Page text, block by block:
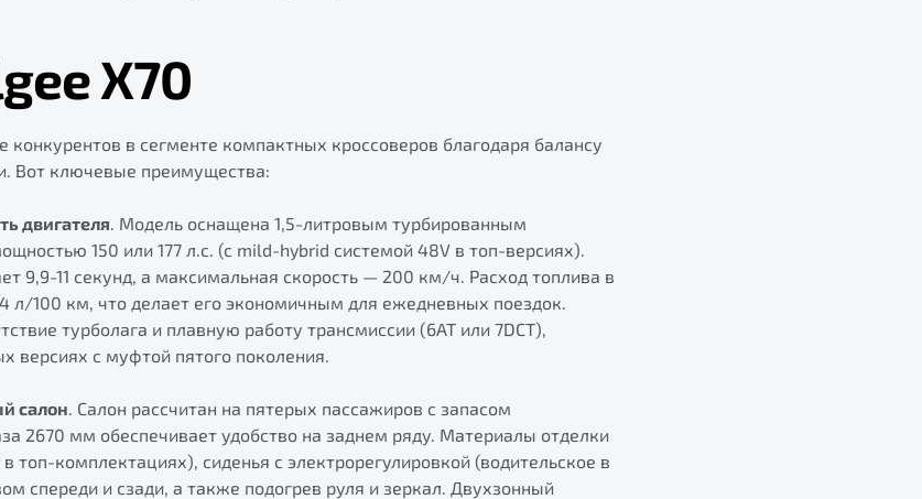
X70
конкурентов в сегменте компактных кроссоверов благодаря балансу
Вот ключевые преимущества:
двигателя . Модель оснащена 1,5-литровым турбированным
150 или 177 л.с. (с mild-hybrid системой 48V в топ-версиях).
9,9-11 секунд, а максимальная скорость — 200 км/ч. Расход топлива в
100 км, что делает его экономичным для ежедневных поездок.
турболага и плавную работу трансмиссии (6AT или 7DCT),
версиях с муфтой пятого поколения.
салон . Салон рассчитан на пятерых пассажиров с запасом
2670 мм обеспечивает удобство на заднем ряду. Материалы отделки
топ-комплектациях), сиденья с электрорегулировкой (водительское в
спереди и сзади, а также подогрев руля и зеркал. Двухзонный